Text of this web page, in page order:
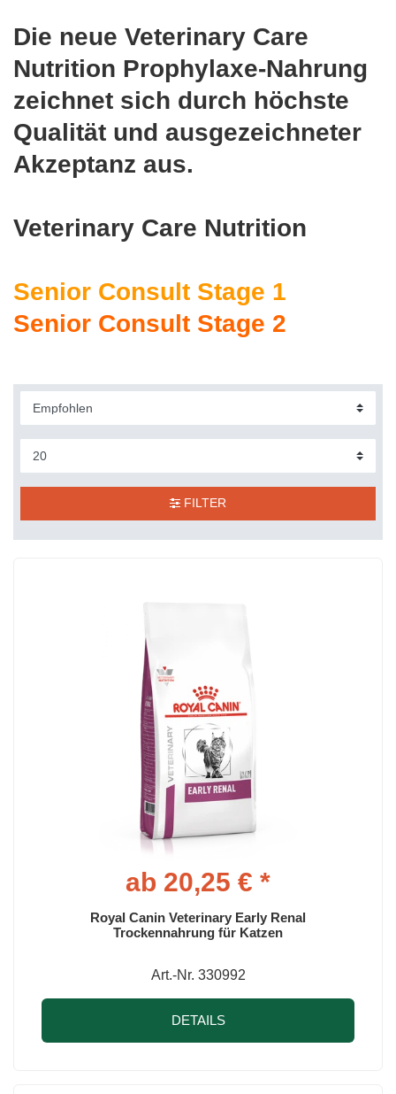
Die neue Veterinary Care
Nutrition Prophylaxe-Nahrung
zeichnet sich durch höchste
Qualität und ausgezeichneter
Akzeptanz aus.
Veterinary Care Nutrition
Senior Consult Stage 1
Senior Consult Stage 2
FILTER
ab 20,25 € *
Royal Canin Veterinary Early Renal
Trockennahrung für Katzen
Art.-Nr. 330992
DETAILS